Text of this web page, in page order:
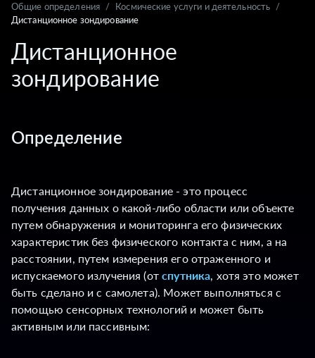
Общие определения / Космические услуги и деятельность /
Дистанционное зондирование
Дистанционное
зондирование
Определение
Дистанционное зондирование - это процесс
получения данных о какой-либо области или объекте
путем обнаружения и мониторинга его физических
характеристик без физического контакта с ним, а на
расстоянии, путем измерения его отраженного и
испускаемого излучения (отспутника, хотя это может
быть сделано и с самолета). Может выполняться с
помощью сенсорных технологий и может быть
активным или пассивным: